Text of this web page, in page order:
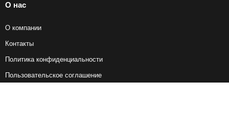
О нас
О компании
Контакты
Политика конфиденциальности
Пользовательское соглашение